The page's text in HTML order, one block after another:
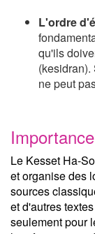
L'ordre
qu'ils
(kesidran).
ne peut
Le Kesset Ha-
et organise des
sources
et d'autres
seulement pour